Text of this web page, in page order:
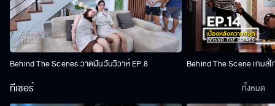
Behind The Scenes วาดฝันวันวิวาห์ EP.8 Behind The Scene เกมส์
ทีเซอร์ ทั้งหมด